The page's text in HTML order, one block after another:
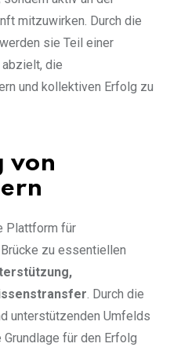
mitzuwirken. Durch die
sie Teil einer
die
und kollektiven Erfolg zu
von
Plattform für
zu essentiellen
. Durch die
unterstützenden Umfelds
für den Erfolg